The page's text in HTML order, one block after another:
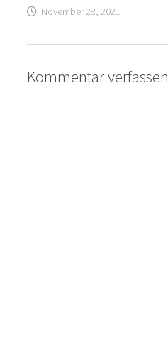
November 28, 2021
Kommentar verfassen